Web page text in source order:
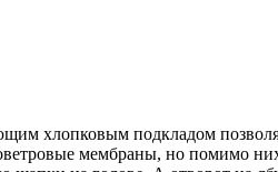
хлопковым подкладом
мембраны, но помимо